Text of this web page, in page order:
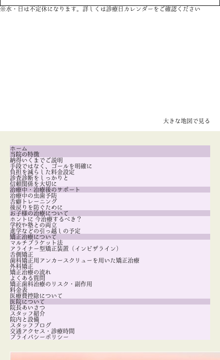
※水・日は不定休になります。詳しくは診療日カレンダーをご確認ください
大きな地図で見る
ホーム
当院の特徴
納得いくまでご説明
手段ではなく、ゴールを明確に
負担を減らした料金設定
診査診断をしっかりと
信頼関係を大切に
治療中・治療後のサポート
治療中の虫歯予防
舌癖トレーニング
後戻りを防ぐために
お子様の治療について
ホントに 今治療するべき？
学校や塾との両立
進学などの引っ越しの予定
矯正治療について
マルチブラケット法
アライナー型矯正装置（インビザライン）
舌側矯正
歯科矯正用アンカースクリューを用いた矯正治療
外科矯正
矯正治療の流れ
よくある質問
矯正歯科治療のリスク・副作用
料金表
医療費控除について
医院について
院長あいさつ
スタッフ紹介
院内と設備
スタッフブログ
交通アクセス・診療時間
プライバシーポリシー